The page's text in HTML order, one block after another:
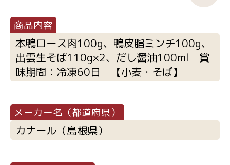
本鴨ロース肉100g、鴨皮脂ミンチ100g、
出雲生そば110g×2、だし醤油100ml 賞
味期間：冷凍60日 【小麦・そば】
カナール（島根県）